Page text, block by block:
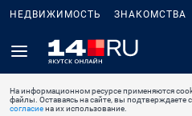
НЕДВИЖИМОСТЬ ЗНАКОМСТВА
На информационном ресурсе применяются
файлы. Оставаясь на сайте, вы подтверждаете
согласиена их использование.